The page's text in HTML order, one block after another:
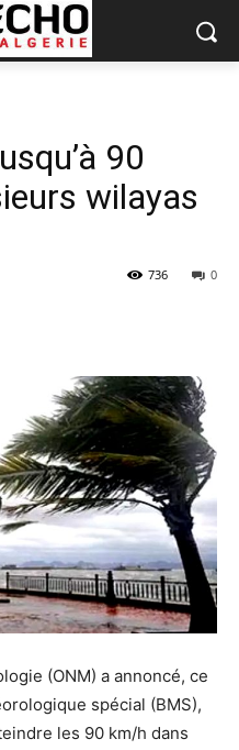
90
wilayas
0
736
(ONM) a annoncé, ce
spécial (BMS),
les 90 km/h dans